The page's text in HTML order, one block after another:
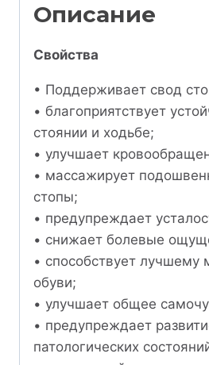
Описание
Свойства
• Поддерживает свод
• благоприятствует
стоянии и ходьбе;
• улучшает
• массажирует
стопы;
• предупреждает
• снижает болевые
• способствует лучшему
обуви;
• улучшает общее
• предупреждает
патологических